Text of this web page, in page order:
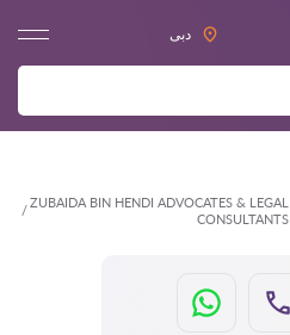
دبى
ZUBAIDA BIN HENDI ADVOCATES & LEGAL
CONSULTANTS
العودة